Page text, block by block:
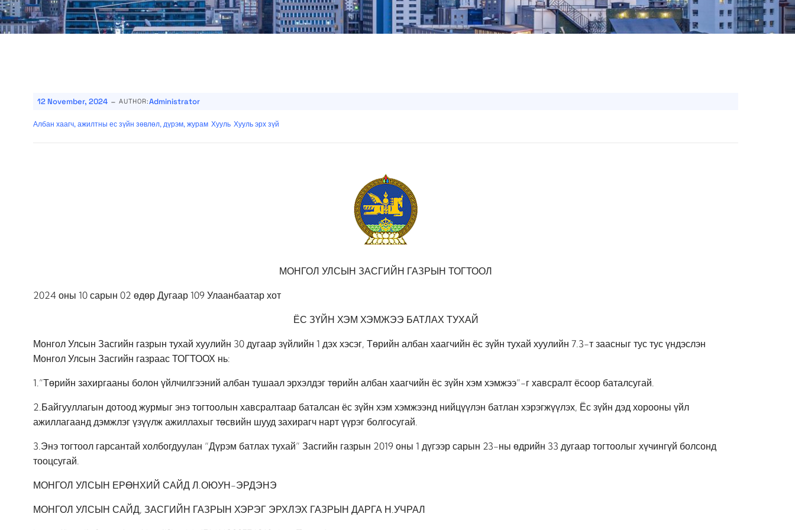
12 November, 2024 - AUTHOR:Administrator
Албан хаагч, ажилтны ес зүйн зөвлөл, дүрэм, журам Хууль Хууль эрх зүй
МОНГОЛ УЛСЫН ЗАСГИЙН ГАЗРЫН ТОГТООЛ
2024 оны 10 сарын 02 өдөр Дугаар 109 Улаанбаатар хот
ЁС ЗҮЙН ХЭМ ХЭМЖЭЭ БАТЛАХ ТУХАЙ
Монгол Улсын Засгийн газрын тухай хуулийн 30 дугаар зүйлийн 1 дэх хэсэг, Төрийн албан хаагчийн ёс зүйн тухай хуулийн 7.3-т заасныг тус тус үндэслэн
Монгол Улсын Засгийн газраас ТОГТООХ нь:
1.”Төрийн захиргааны болон үйлчилгээний албан тушаал эрхэлдэг төрийн албан хаагчийн ёс зүйн хэм хэмжээ”-г хавсралт ёсоор баталсугай.
2.Байгууллагын дотоод журмыг энэ тогтоолын хавсралтаар баталсан ёс зүйн хэм хэмжээнд нийцүүлэн батлан хэрэгжүүлэх, Ёс зүйн дэд хорооны үйл
ажиллагаанд дэмжлэг үзүүлж ажиллахыг төсвийн шууд захирагч нарт үүрэг болгосугай.
3.Энэ тогтоол гарсантай холбогдуулан “Дүрэм батлах тухай” Засгийн газрын 2019 оны 1 дүгээр сарын 23-ны өдрийн 33 дугаар тогтоолыг хүчингүй болсонд
тооцсугай.
МОНГОЛ УЛСЫН ЕРӨНХИЙ САЙД Л.ОЮУН-ЭРДЭНЭ
МОНГОЛ УЛСЫН САЙД, ЗАСГИЙН ГАЗРЫН ХЭРЭГ ЭРХЛЭХ ГАЗРЫН ДАРГА Н.УЧРАЛ